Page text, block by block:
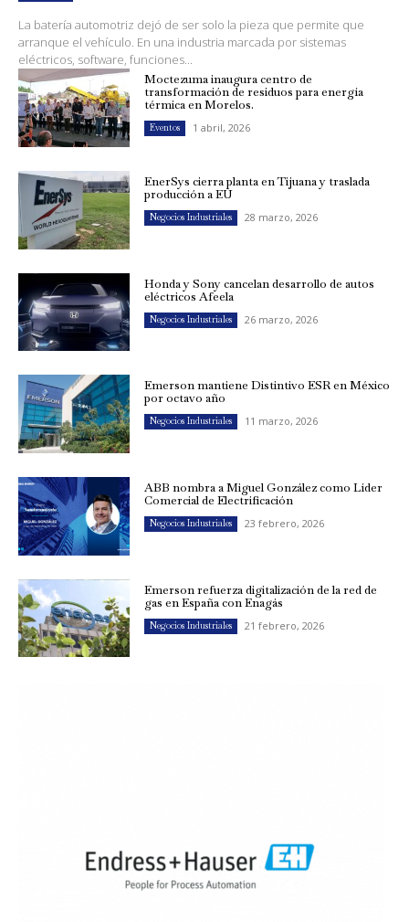
La batería automotriz dejó de ser solo la pieza que permite que
arranque el vehículo. En una industria marcada por sistemas
eléctricos, software, funciones...
Moctezuma inaugura centro de
transformación de residuos para energía
térmica en Morelos.
Eventos 1 abril, 2026
EnerSys cierra planta en Tijuana y traslada
producción a EU
Negocios Industriales 28 marzo, 2026
Honda y Sony cancelan desarrollo de autos
eléctricos Afeela
Negocios Industriales 26 marzo, 2026
Emerson mantiene Distintivo ESR en México
por octavo año
Negocios Industriales 11 marzo, 2026
ABB nombra a Miguel González como Líder
Comercial de Electrificación
Negocios Industriales 23 febrero, 2026
Emerson refuerza digitalización de la red de
gas en España con Enagás
Negocios Industriales 21 febrero, 2026